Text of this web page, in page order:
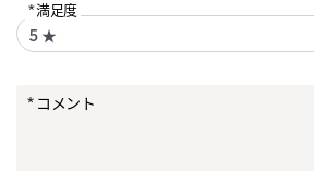
満足度
コメント